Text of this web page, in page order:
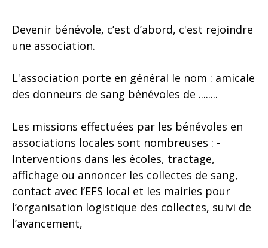
Devenir bénévole, c’est d’abord, c'est rejoindre
une association.
L'association porte en général le nom : amicale
des donneurs de sang bénévoles de ........
Les missions effectuées par les bénévoles en
associations locales sont nombreuses : -
Interventions dans les écoles, tractage,
affichage ou annoncer les collectes de sang,
contact avec l’EFS local et les mairies pour
l’organisation logistique des collectes, suivi de
l’avancement,